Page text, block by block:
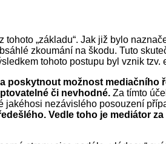
„základu“. Jak již bylo
zkoumání na škodu. Tuto
tohoto postupu byl vznik tzv.
poskytnout možnost mediačního
či nevhodné. Za tímto
jakéhosi nezávislého posouzení
Vedle toho je mediátor